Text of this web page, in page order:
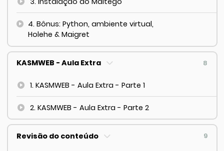
4. Bônus: Python, ambiente virtual,
Holehe & Maigret
KASMWEB - Aula Extra 8
1. KASMWEB - Aula Extra - Parte 1
2. KASMWEB - Aula Extra - Parte 2
Revisão do conteúdo 9